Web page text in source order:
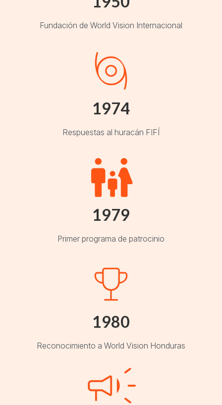
Fundación de World Vision Internacional
1974
Respuestas al huracán FIFÍ
1979
Primer programa de patrocinio
1980
Reconocimiento a World Vision Honduras